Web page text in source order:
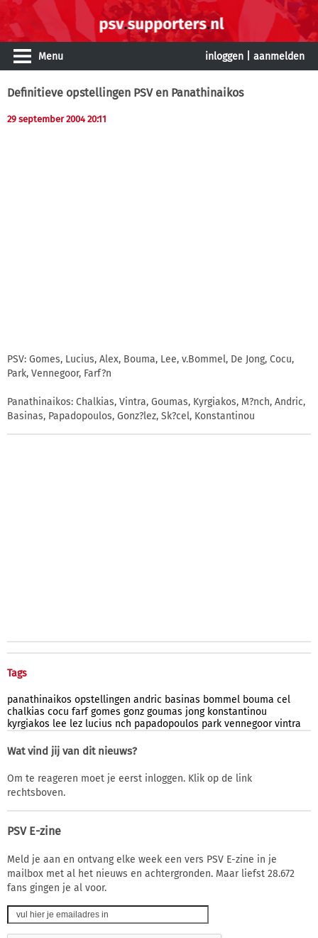
Menu inloggen aanmelden
Definitieve opstellingen PSV en Panathinaikos
29 september 2004 20:11
PSV: Gomes, Lucius, Alex, Bouma, Lee, v.Bommel, De Jong, Cocu,
Park, Vennegoor, Farf?n
Panathinaikos: Chalkias, Vintra, Goumas, Kyrgiakos, M?nch, Andric,
Basinas, Papadopoulos, Gonz?lez, Sk?cel, Konstantinou
Tags
panathinaikos opstellingen andric basinas bommel bouma cel
chalkias cocu farf gomes gonz goumas jong konstantinou
kyrgiakos lee lez lucius nch papadopoulos park vennegoor vintra
Wat vind jij van dit nieuws?
Om te reageren moet je eerst inloggen. Klik op de link
rechtsboven.
PSV E-zine
Meld je aan en ontvang elke week een vers PSV E-zine in je
mailbox met al het nieuws en achtergronden. Maar liefst 28.672
fans gingen je al voor.